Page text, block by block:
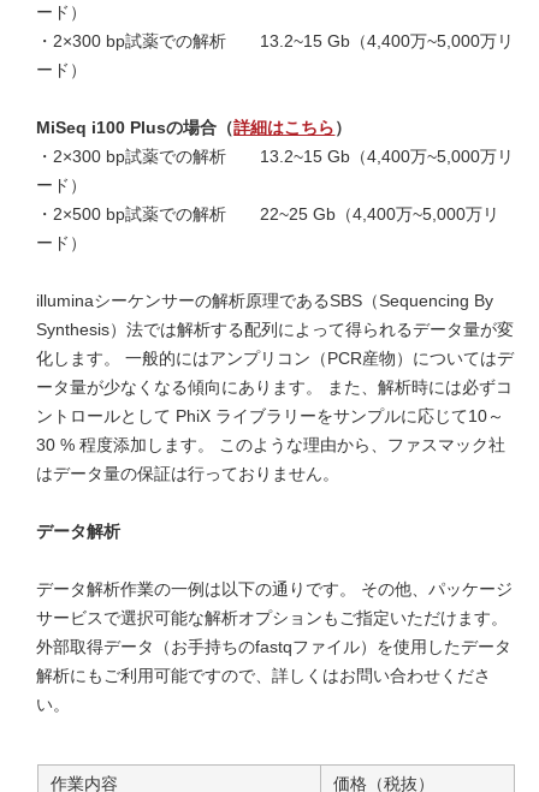
ード）
・2×300 bp試薬での解析 13.2~15 Gb（4,400万~5,000万リ
ード）
MiSeq i100 Plusの場合（詳細はこちら）
・2×300 bp試薬での解析 13.2~15 Gb（4,400万~5,000万リ
ード）
・2×500 bp試薬での解析 22~25 Gb（4,400万~5,000万リ
ード）
illuminaシーケンサーの解析原理であるSBS（Sequencing By
Synthesis）法では解析する配列によって得られるデータ量が変
化します。 一般的にはアンプリコン（PCR産物）についてはデ
ータ量が少なくなる傾向にあります。 また、解析時には必ずコ
ントロールとして PhiX ライブラリーをサンプルに応じて10～
30 % 程度添加します。 このような理由から、ファスマック社
はデータ量の保証は行っておりません。
データ解析
データ解析作業の一例は以下の通りです。 その他、パッケージ
サービスで選択可能な解析オプションもご指定いただけます。
外部取得データ（お手持ちのfastqファイル）を使用したデータ
解析にもご利用可能ですので、詳しくはお問い合わせくださ
い。
作業内容
価格（税抜）